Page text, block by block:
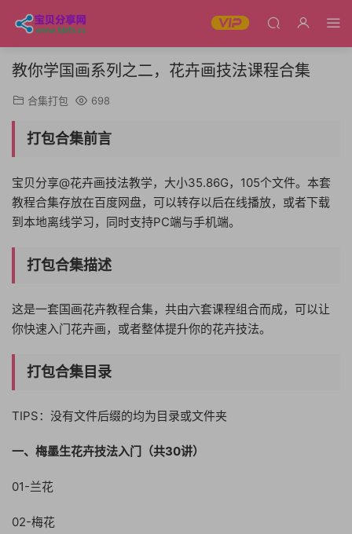
教你学国画系列之二，花卉画技法课程合集
合集打包 698
打包合集前言
宝贝分享@花卉画技法教学，大小35.86G，105个文件。本套
教程合集存放在百度网盘，可以转存以后在线播放，或者下载
到本地离线学习，同时支持PC端与手机端。
打包合集描述
这是一套国画花卉教程合集，共由六套课程组合而成，可以让
你快速入门花卉画，或者整体提升你的花卉技法。
打包合集目录
TIPS：没有文件后缀的均为目录或文件夹
一、梅墨生花卉技法入门（共30讲）
01-兰花
02-梅花